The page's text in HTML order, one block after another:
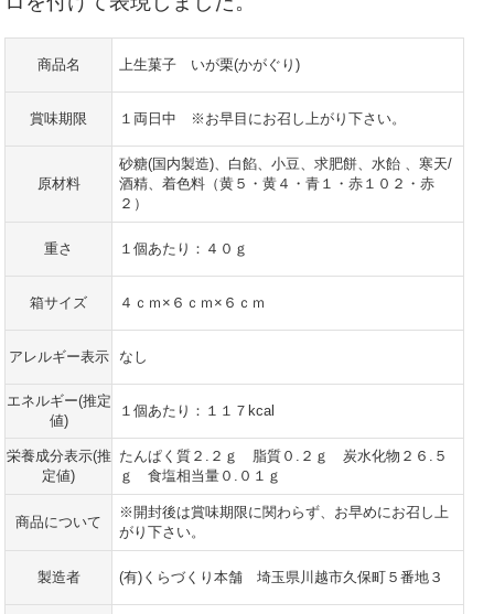
商品名 上生菓子 いが栗(かがぐり)
賞味期限 １両日中 ※お早目にお召し上がり下さい。
原材料
砂糖(国内製造)、白餡、小豆、求肥餅、水飴 、寒天/
酒精、着色料（黄５・黄４・青１・赤１０２・赤
２）
重さ １個あたり：４０ｇ
箱サイズ ４ｃｍ×６ｃｍ×６ｃｍ
アレルギー表示 なし
エネルギー(推定
値)
１個あたり：１１７kcal
栄養成分表示(推
定値)
たんぱく質２.２ｇ 脂質０.２ｇ 炭水化物２６.５
ｇ 食塩相当量０.０１ｇ
商品について
※開封後は賞味期限に関わらず、お早めにお召し上
がり下さい。
製造者 (有)くらづくり本舗 埼玉県川越市久保町５番地３